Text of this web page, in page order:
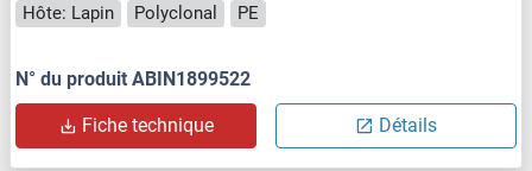
Hôte: Lapin Polyclonal PE
N° du produit ABIN1899522
Fiche technique Détails